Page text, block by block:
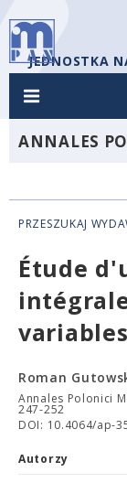
JEDNOSTKA
ANNALES
PRZESZUKAJ
Étude
variables
Roman
Annales Polonici
247-252
DOI: 10.4064/ap-
Autorzy